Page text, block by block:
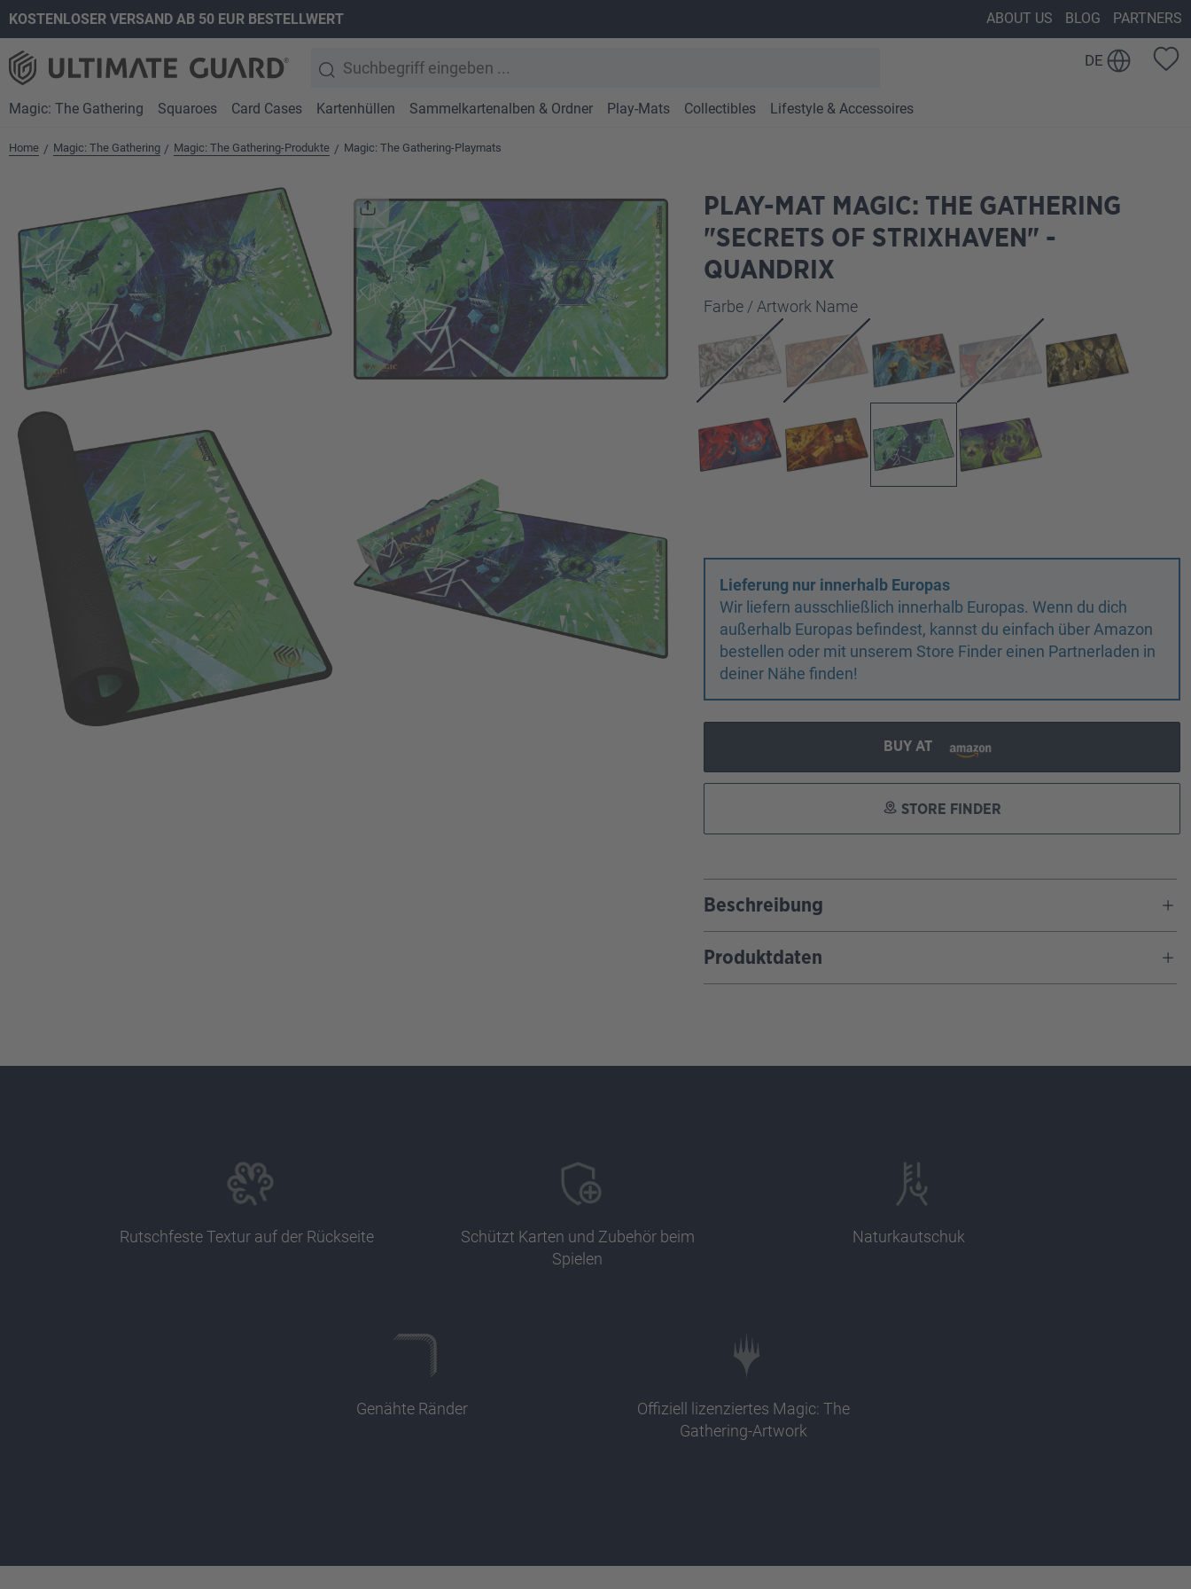
Zur Hauptnavigation springen
KOSTENLOSER VERSAND AB 50 EUR BESTELLWERT ABOUT US BLOG PARTNERS
DE
Magic: The Gathering Squaroes Card Cases Kartenhüllen Sammelkartenalben & Ordner Play-Mats Collectibles Lifestyle & Accessoires
Home / Magic: The Gathering / Magic: The Gathering-Produkte / Magic: The Gathering-Playmats
PLAY-MAT MAGIC: THE GATHERING
"SECRETS OF STRIXHAVEN" -
QUANDRIX
Farbe / Artwork Nameauswählen
Lieferung nur innerhalb Europas
Wir liefern ausschließlich innerhalb Europas. Wenn du dich
außerhalb Europas befindest, kannst du einfach über Amazon
bestellen oder mit unserem Store Finder einen Partnerladen in
deiner Nähe finden!
BUY AT
STORE FINDER
Beschreibung
Produktdaten
Rutschfeste Textur auf der Rückseite
Schützt Karten und Zubehör beim
Spielen
Naturkautschuk
Genähte Ränder
Offiziell lizenziertes Magic: The
Gathering-Artwork